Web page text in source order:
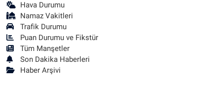
Hava Durumu
Namaz Vakitleri
Trafik Durumu
Puan Durumu ve Fikstür
Tüm Manşetler
Son Dakika Haberleri
Haber Arşivi